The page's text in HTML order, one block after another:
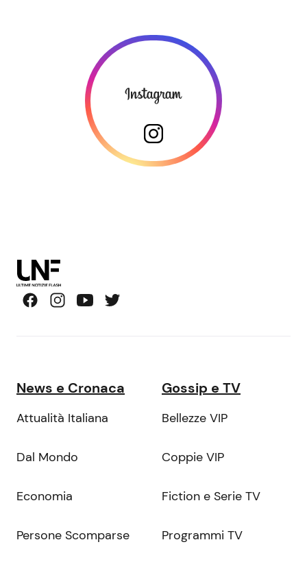
News e Cronaca
Attualità Italiana
Dal Mondo
Economia
Persone Scomparse
Gossip e TV
Bellezze VIP
Coppie VIP
Fiction e Serie TV
Programmi TV